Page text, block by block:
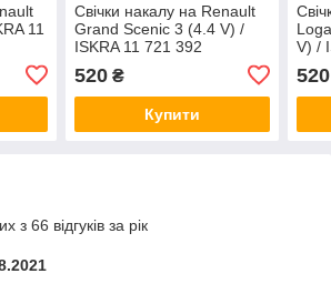
11
Свічки накалу на Renault
Grand Scenic 3 (4.4 V) /
ISKRA 11 721 392
520₴
Купити
V) /
520
з 66 відгуків за рік